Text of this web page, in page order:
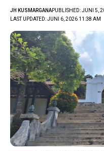
LAST UPDATED: JUNI 6, 2026 11:38 AM
JH KUSMARGANAPUBLISHED: JUNI 5,